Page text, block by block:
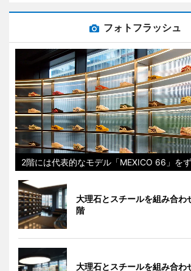
フォトフラッシュ
2階には代表的なモデル「MEXICO 66」を
大理石とスチールを組み合わ
階
大理石とスチールを組み合わ